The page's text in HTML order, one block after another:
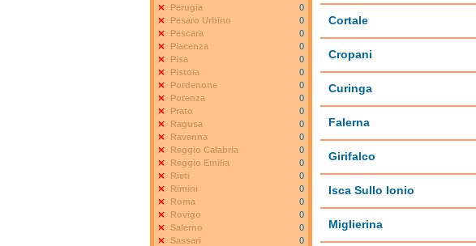
Cortale
Cropani
Curinga
Falerna
Girifalco
Isca Sullo Ionio
Miglierina
Perugia
0
Pesaro Urbino
0
Pescara
0
Piacenza
0
Pisa
0
Pistoia
0
Pordenone
0
Potenza
0
Prato
0
Ragusa
0
Ravenna
0
Reggio Calabria
0
Reggio Emilia
0
Rieti
0
Rimini
0
Roma
0
Rovigo
0
Salerno
0
Sassari
0